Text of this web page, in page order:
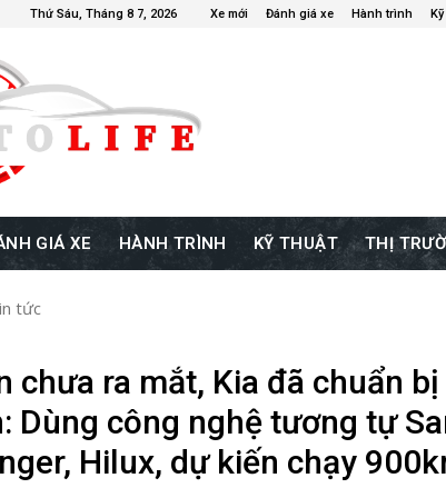
Thứ Sáu, Tháng 8 7, 2026 Xe mới Đánh giá xe Hành trình
GIÁ XE HÀNH TRÌNH KỸ THUẬT THỊ
tức
chưa ra mắt, Kia đã chuẩn
Dùng công nghệ tương tự
Hilux, dự kiến chạy